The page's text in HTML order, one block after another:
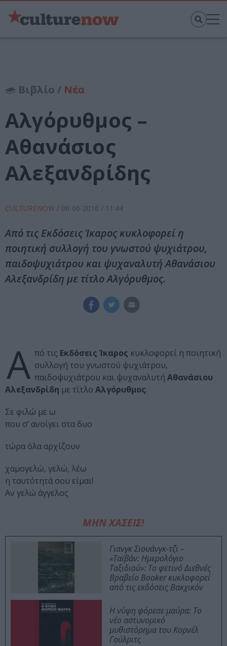
Βιβλίο / Νέα
Αλγόρυθμος –
Αθανάσιος
Αλεξανδρίδης
CULTURENOW / 06-06-2016 / 11:44
Από τις Εκδόσεις Ίκαρος κυκλοφορεί η
ποιητική συλλογή του γνωστού ψυχιάτρου,
παιδοψυχιάτρου και ψυχαναλυτή Αθανάσιου
Αλεξανδρίδη με τίτλο Αλγόρυθμος.
Α πό τις Εκδόσεις Ίκαρος κυκλοφορεί η ποιητική
συλλογή του γνωστού ψυχιάτρου,
παιδοψυχιάτρου και ψυχαναλυτή Αθανάσιου
Αλεξανδρίδη με τίτλο Αλγόρυθμος.
Σε φιλώ με ω
που σ’ ανοίγει στα δυο
τώρα όλα αρχίζουν
χαμογελώ, γελώ, λέω
η ταυτότητά σου είμαι!
Αν γελώ άγγελος
ΜΗΝ ΧΑΣΕΙΣ!
Γιανγκ Σιουάνγκ-τζι –
«Ταϊβάν: Ημερολόγιο
Ταξιδιού»: Το φετινό Διεθνές
Βραβείο Booker κυκλοφορεί
από τις εκδόσεις Βακχικόν
Η νύφη φόρεσε μαύρα: Το
νέο αστυνομικό
μυθιστόρημα του Κορνέλ
Γούλριτς